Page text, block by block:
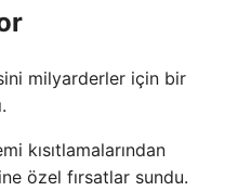
milyarderler için bir
kısıtlamalarından
özel fırsatlar sundu.